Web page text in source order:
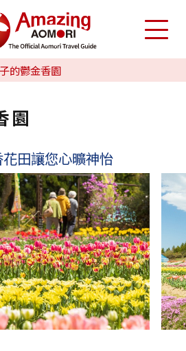
的鬱金香園
園
田讓您心曠神怡